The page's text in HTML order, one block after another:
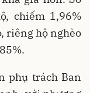
chiếm 1,96%
riêng hộ nghèo
phụ trách Ban